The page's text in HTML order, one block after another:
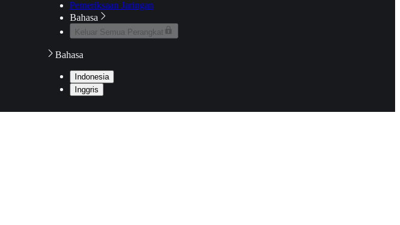
Pemeriksaan Jaringan
Bahasa
Keluar Semua Perangkat
Bahasa
Indonesia
Inggris